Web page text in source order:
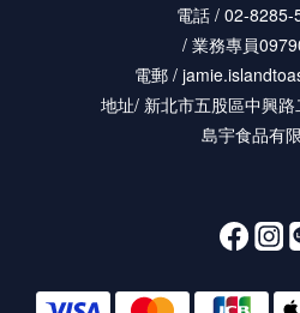
電話 / 02-8285-
/ 業務專員
電郵 /
地址/ 新北市五股區中興
島宇食品有